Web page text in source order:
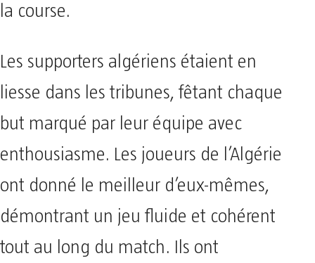
la course.
Les supporters algériens étaient en
liesse dans les tribunes, fêtant chaque
but marqué par leur équipe avec
enthousiasme. Les joueurs de l’Algérie
ont donné le meilleur d’eux-mêmes,
démontrant un jeu fluide et cohérent
tout au long du match. Ils ont